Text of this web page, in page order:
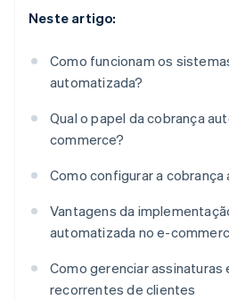
Neste artigo:
Como funcionam os
automatizada?
Qual o papel da cobrança
commerce?
Como configurar a
Vantagens da
automatizada no e-
Como gerenciar assinaturas
recorrentes de clientes